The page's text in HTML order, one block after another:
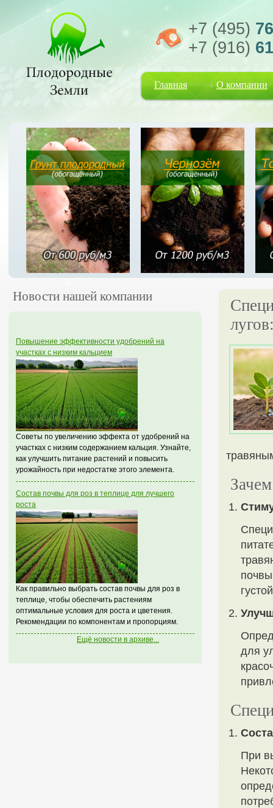
+7 (495)
+7 (916)
Главная О компании
Новости нашей компании
Повышение эффективности удобрений на
участках с низким кальцием
Советы по увеличению эффекта от удобрений на
участках с низким содержанием кальция. Узнайте,
как улучшить питание растений и повысить
урожайность при недостатке этого элемента.
Состав почвы для роз в теплице для лучшего
роста
Как правильно выбрать состав почвы для роз в
теплице, чтобы обеспечить растениям
оптимальные условия для роста и цветения.
Рекомендации по компонентам и пропорциям.
Ещё новости в архиве...
для
При